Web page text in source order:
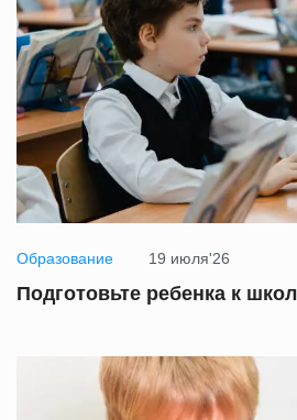
Образование 19 июля'26
Подготовьте ребенка к